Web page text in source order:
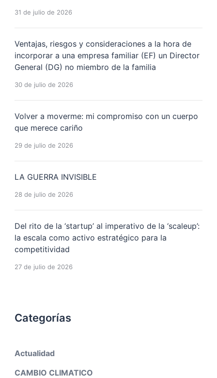
31 de julio de 2026
Ventajas, riesgos y consideraciones a la hora de
incorporar a una empresa familiar (EF) un Director
General (DG) no miembro de la familia
30 de julio de 2026
Volver a moverme: mi compromiso con un cuerpo
que merece cariño
29 de julio de 2026
LA GUERRA INVISIBLE
28 de julio de 2026
Del rito de la ‘startup’ al imperativo de la ‘scaleup’:
la escala como activo estratégico para la
competitividad
27 de julio de 2026
Categorías
Actualidad
CAMBIO CLIMATICO